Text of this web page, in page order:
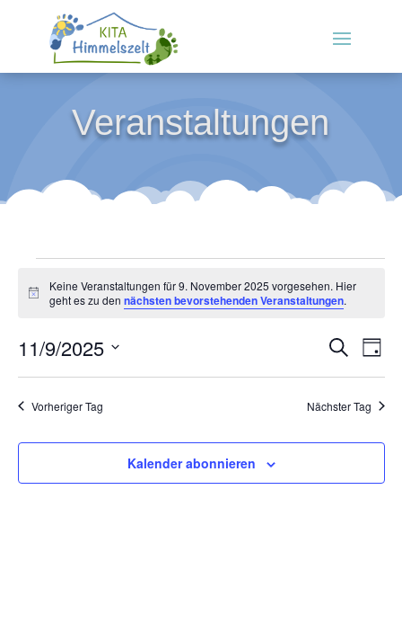
Veranstaltungen
Veranstaltungen
für
November
2025
Hinweis
Keine Veranstaltungen für 9. November 2025 vorgesehen. Hier
geht es zu dennächsten bevorstehenden Veranstaltungen.
Suche
SucheTag
11/9/2025
Vorheriger Tag Nächster Tag
Kalender abonnieren